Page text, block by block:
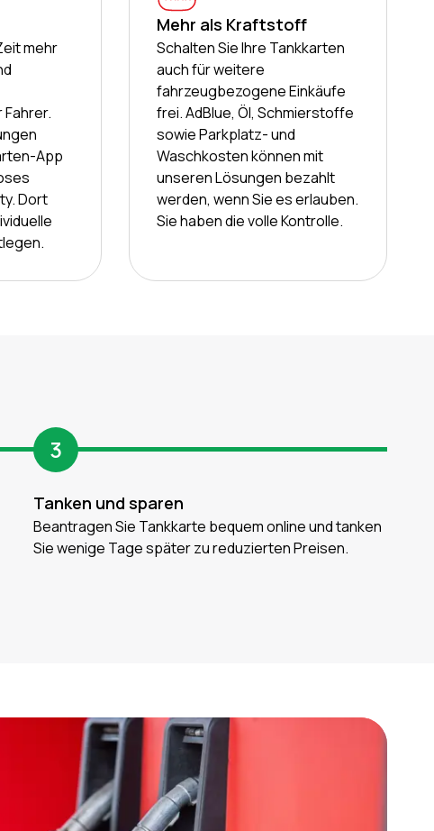
mehr
App
Dort
Mehr als Kraftstoff
Schalten Sie Ihre Tankkarten
auch für weitere
fahrzeugbezogene Einkäufe
frei. AdBlue, Öl, Schmierstoffe
sowie Parkplatz- und
Waschkosten können mit
unseren Lösungen bezahlt
werden, wenn Sie es erlauben.
Sie haben die volle Kontrolle.
3
Tanken und sparen
Beantragen Sie Tankkarte bequem online und tanken
Sie wenige Tage später zu reduzierten Preisen.